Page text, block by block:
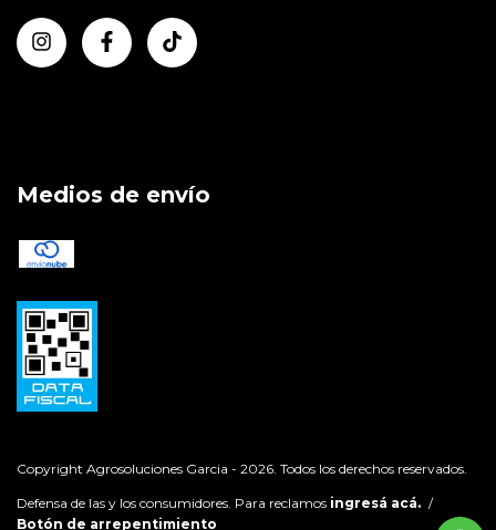
Medios de envío
Copyright Agrosoluciones Garcia - 2026. Todos los derechos reservados.
Defensa de las y los consumidores. Para reclamos ingresá acá. /
Botón de arrepentimiento